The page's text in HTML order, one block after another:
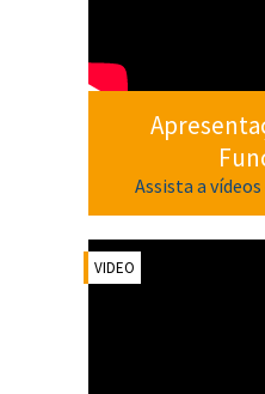
Assista a
VIDEO